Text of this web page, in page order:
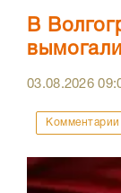
В
03.08.2026
Комментарии